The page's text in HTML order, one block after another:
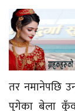
तर नमानेपछि
पुगेका बेला